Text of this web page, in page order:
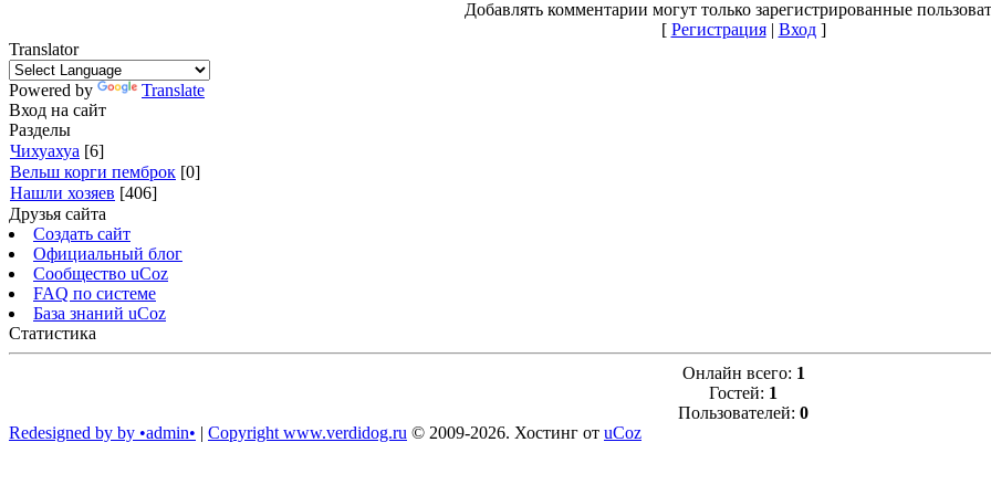
Добавлять комментарии могут только зарегистрированные
[ Регистрация| Вход]
Translator
Powered by
Translate
Вход на сайт
Разделы
Чихуахуа [6]
Вельш корги пемброк [0]
Нашли хозяев [406]
Друзья сайта
Создать сайт
Официальный блог
Сообщество uCoz
FAQ по системе
База знаний uCoz
Статистика
Онлайн всего: 1
Гостей: 1
Пользователей: 0
Redesigned by by •admin• | Copyright www.verdidog.ru © 2009-2026. Хостинг от uCoz